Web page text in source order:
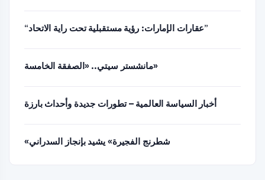
“عقارات الإمارات: رؤية مستقبلية تحت راية الاتحاد”
مانشستر سيتي.. «الصفقة الخامسة»
أخبار السياسة العالمية – تطورات جديدة وأحداث بارزة
«شطرنج الفجيرة» يشيد بإنجاز السدراني